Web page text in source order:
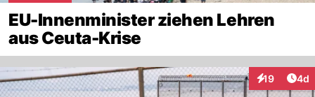
EU-Innenminister ziehen Lehren
aus Ceuta-Krise
19
Interaktionen
4d